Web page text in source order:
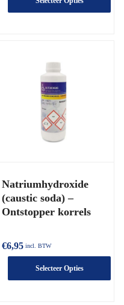
Natriumhydroxide
(caustic soda) –
Ontstopper korrels
€6,95 incl. BTW
Selecteer Opties